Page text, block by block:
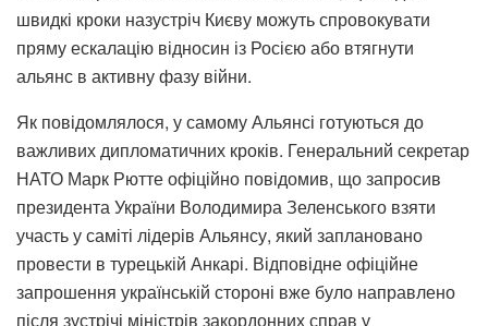
швидкі кроки назустріч Києву можуть спровокувати
пряму ескалацію відносин із Росією або втягнути
альянс в активну фазу війни.
Як повідомлялося, у самому Альянсі готуються до
важливих дипломатичних кроків. Генеральний секретар
НАТО Марк Рютте офіційно повідомив, що запросив
президента України Володимира Зеленського взяти
участь у саміті лідерів Альянсу, який заплановано
провести в турецькій Анкарі. Відповідне офіційне
запрошення українській стороні вже було направлено
після зустрічі міністрів закордонних справ у